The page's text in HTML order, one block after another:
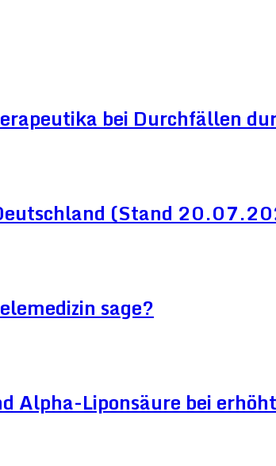
bei Durchfällen
(Stand
sage?
Alpha-Liponsäure bei